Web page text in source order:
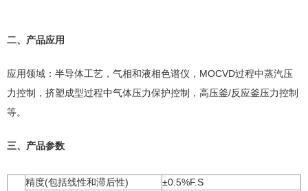
二、产品应用
应用领域：半导体工艺，气相和液相色谱仪，MOCVD过程中蒸汽压
力控制，挤塑成型过程中气体压力保护控制，高压釜/反应釜压力控制
等。
三、产品参数
精度(包括线性和滞后性)
±0.5%F.S